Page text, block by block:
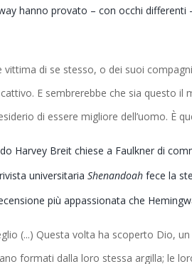
hanno provato – con occhi
vittima di se stesso, o dei suoi
E sembrerebbe che sia questo il
di essere migliore dell’uomo. È
Harvey Breit chiese a Faulkner di
universitaria Shenandoahfece la
più appassionata che
(...) Questa volta ha scoperto Dio,
formati dalla loro stessa argilla; le